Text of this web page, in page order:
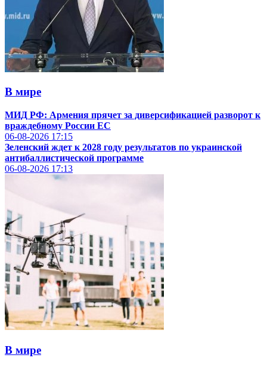
В мире
МИД РФ: Армения прячет за диверсификацией разворот к
враждебному России ЕС
06-08-2026 17:15
Зеленский ждет к 2028 году результатов по украинской
антибаллистической программе
06-08-2026 17:13
В мире